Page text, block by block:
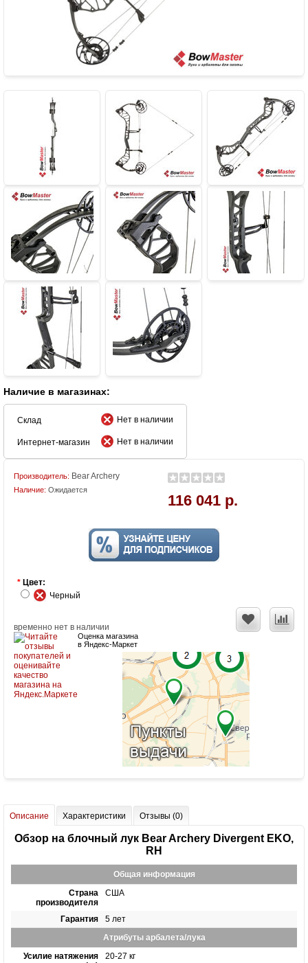
Наличие в магазинах:
Склад Нет в наличии
Интернет-магазин Нет в наличии
Производитель: Bear Archery
Наличие: Ожидается
116 041 р.
* Цвет:
Черный
временно нет в наличии
Оценка магазина
в Яндекс-Маркет
Описание Характеристики Отзывы (0)
Обзор на блочный лук Bear Archery Divergent EKO,
RH
Общая информация
Страна
производителя
США
Гарантия
5 лет
Атрибуты арбалета/лука
Усилие натяжения
20-27 кг